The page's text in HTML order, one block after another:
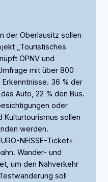
der Oberlausitz sollen
„Touristisches
ÖPNV und
mit über 800
36 % der
Auto, 22 % den Bus.
oder
Kulturtourismus sollen
werden.
NEISSE-Ticket+
Wander- und
um den Nahverkehr
soll